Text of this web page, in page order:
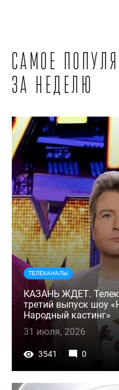
Самое
за неделю
ТЕЛЕКАНАЛЫ
КАЗАНЬ ЖДЕТ.
третий выпуск шоу
Народный кастинг»
31 июля, 2026
3541 0